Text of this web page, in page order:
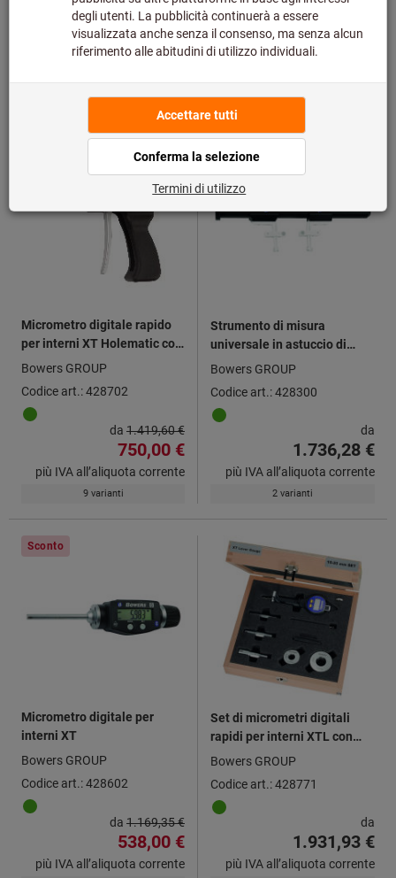
da
489,58 €
più IVA all’aliquota corrente
24 varianti
da
957,32 €
più IVA all’aliquota corrente
8 varianti
Micrometro digitale rapido
per interni XT Holematic con
Bluetooth®
Bowers GROUP
Codice art.: 428702
da 1.419,60 €
750,00 €
più IVA all’aliquota corrente
9 varianti
Strumento di misura
universale in astuccio di
legno
Bowers GROUP
Codice art.: 428300
da
1.736,28 €
più IVA all’aliquota corrente
2 varianti
Sconto
Micrometro digitale per
interni XT
Bowers GROUP
Codice art.: 428602
da 1.169,35 €
538,00 €
più IVA all’aliquota corrente
Set di micrometri digitali
rapidi per interni XTL con
Bluetooth®
Bowers GROUP
Codice art.: 428771
da
1.931,93 €
più IVA all’aliquota corrente